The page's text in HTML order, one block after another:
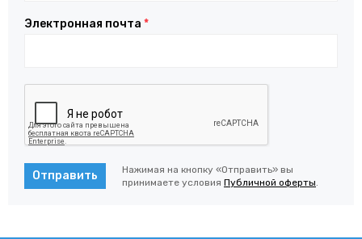
Электронная почта *
Отправить
Нажимая на кнопку «Отправить» вы
принимаете условия Публичной оферты.